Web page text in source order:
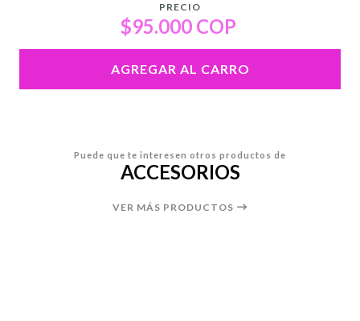
PRECIO
$95.000 COP
AGREGAR AL CARRO
Puede que te interesen otros productos de
ACCESORIOS
VER MÁS PRODUCTOS